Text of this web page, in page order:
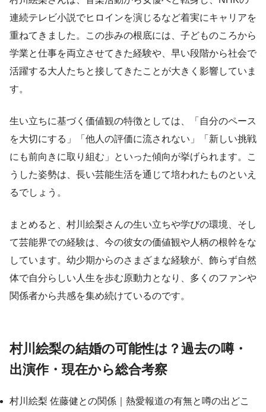
連続テレビ小説でヒロインを演じるなど着実にキャリアを
重ねてきました。この歩みの根底には、子どものころから
学業と仕事を両立させてきた経験や、早い段階から社会で
活躍する大人たちと接してきたことが大きく影響していま
す。
生い立ちに基づく価値観の特徴としては、「自分のペース
を大切にする」「他人の評価に流されない」「新しい挑戦
にも前向きに取り組む」といった傾向が挙げられます。こ
うした姿勢は、長い芸能生活を通じて培われたものといえ
るでしょう。
まとめると、村川絵梨さんの生い立ちや学びの環境、そし
て芸能界での経験は、今の彼女の価値観や人柄の根幹をな
しています。幼少期からのさまざまな経験が、飾らず自然
体で自分らしい人生を歩む原動力となり、多くのファンや
関係者から共感を集め続けているのです。
村川絵梨の結婚の可能性は？過去の噂・
出演作・現在から総合考察
村川絵梨 佐藤健との関係｜熱愛報道の有無と噂の出どこ